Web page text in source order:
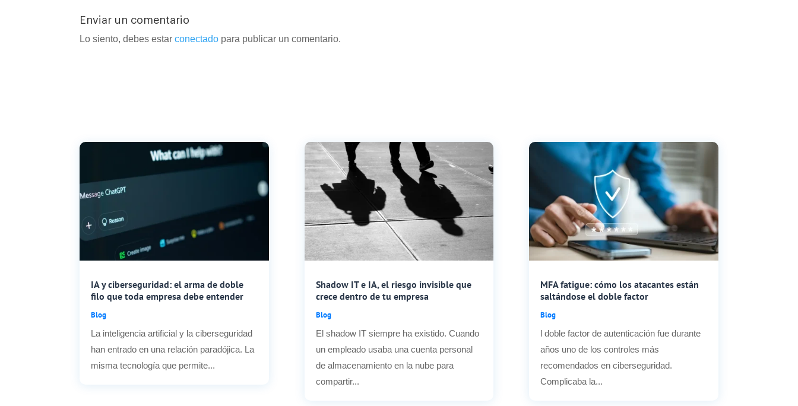
Enviar un comentario
Lo siento, debes estarconectado para publicar un comentario.
IA y ciberseguridad: el arma de doble
filo que toda empresa debe entender
Blog
La inteligencia artificial y la ciberseguridad
han entrado en una relación paradójica. La
misma tecnología que permite...
Shadow IT e IA, el riesgo invisible que
crece dentro de tu empresa
Blog
El shadow IT siempre ha existido. Cuando
un empleado usaba una cuenta personal
de almacenamiento en la nube para
compartir...
MFA fatigue: cómo los atacantes están
saltándose el doble factor
Blog
l doble factor de autenticación fue durante
años uno de los controles más
recomendados en ciberseguridad.
Complicaba la...